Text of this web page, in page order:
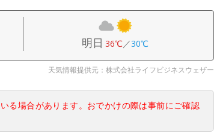
明日 36℃／30℃
天気情報提供元：株式会社ライフビジネスウェザー
る場合があります。おでかけの際は事前にご確認